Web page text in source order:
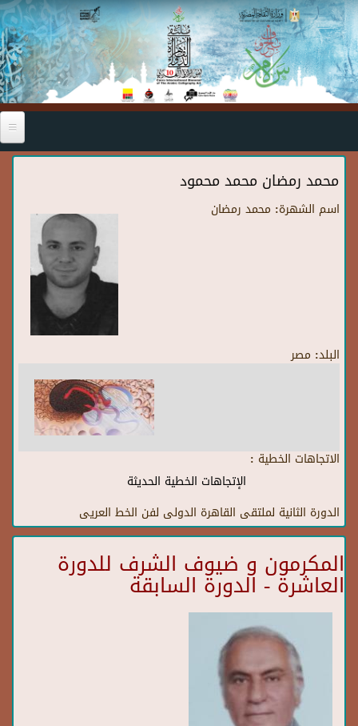
Skip to main content
محمد رمضان محمد محمود
اسم الشهرة: محمد رمضان
البلد: مصر
الاتجاهات الخطية :
الإتجاهات الخطية الحديثة
الدورة الثانية لملتقى القاهرة الدولى لفن الخط العريى
المكرمون و ضيوف الشرف للدورة
العاشرة - الدورة السابقة